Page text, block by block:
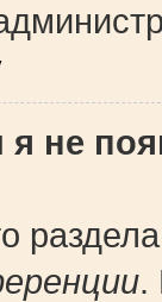
я не
.